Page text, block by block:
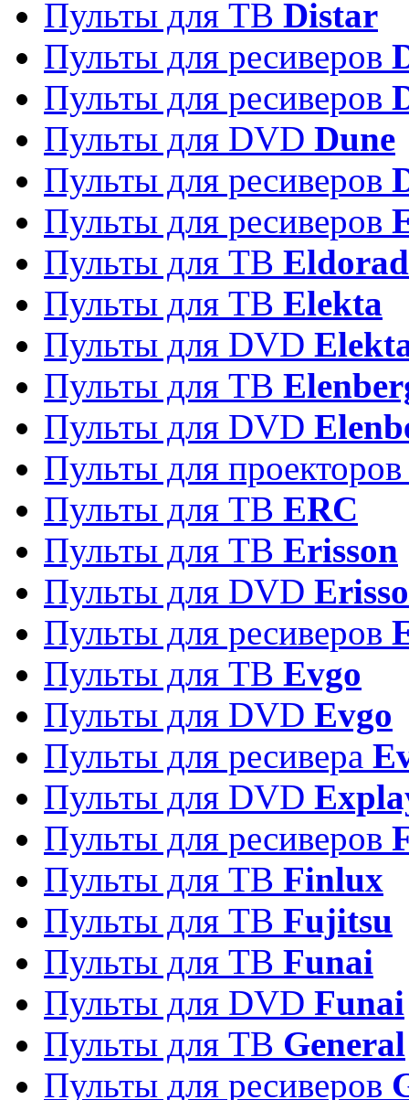
Пульты для ТВ Distar
Пульты для ресиверов
Пульты для ресиверов
Пульты для DVD Dune
Пульты для ресиверов
Пульты для ресиверов
Пульты для ТВ
Пульты для ТВ Elekta
Пульты для DVD
Пульты для ТВ
Пульты для DVD
Пульты для
Пульты для ТВ ERC
Пульты для ТВ Erisson
Пульты для DVD
Пульты для ресиверов
Пульты для ТВ Evgo
Пульты для DVD Evgo
Пульты для ресивера
Пульты для DVD
Пульты для ресиверов
Пульты для ТВ Finlux
Пульты для ТВ Fujitsu
Пульты для ТВ Funai
Пульты для DVD Funai
Пульты для ТВ General
Пульты для ресиверов